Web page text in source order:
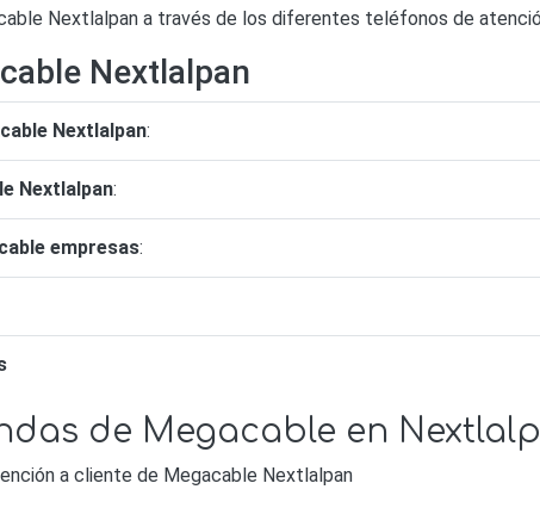
Nextlalpan a través de los diferentes teléfonos de
Nextlalpan
Nextlalpan:
Nextlalpan:
empresas:
de Megacable en
a cliente de Megacable Nextlalpan